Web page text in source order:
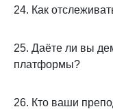
24. Как
25. Даёте ли вы
платформы?
26. Кто ваши